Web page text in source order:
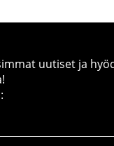
uutiset ja